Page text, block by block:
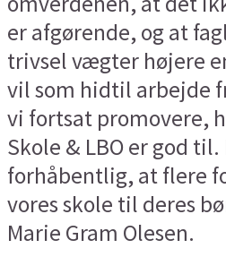
er afgørende, og at
trivsel vægter højere
vil som hidtil arbejde
vi fortsat promovere,
Skole & LBO er god
forhåbentlig, at flere
vores skole til deres
Marie Gram Olesen.